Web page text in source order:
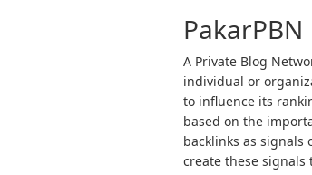
PakarPBN
A Private Blog
individual or
to influence its
based on the
backlinks as
create these